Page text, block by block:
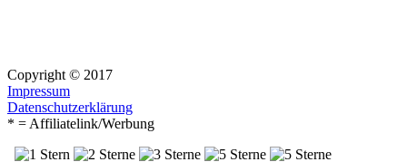
Copyright © 2017
Impressum
Datenschutzerklärung
* = Affiliatelink/Werbung